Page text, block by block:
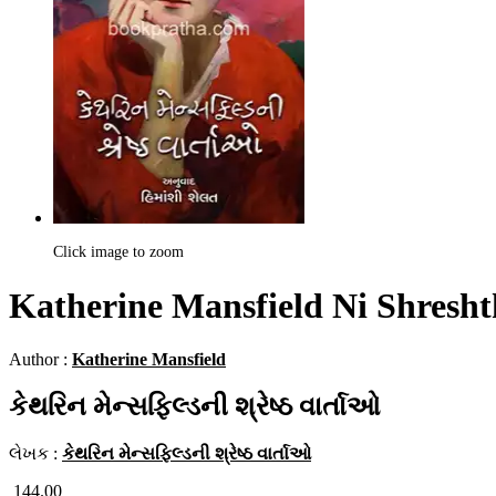
Click image to zoom
Katherine Mansfield Ni
Author : Katherine Mansfield
કેથરિન મેન્સફિલ્ડની શ્રેષ્ઠ વાર્તાઓ
લેખક : કેથરિન મેન્સફિલ્ડની શ્રેષ્ઠ વાર્તાઓ
144.00